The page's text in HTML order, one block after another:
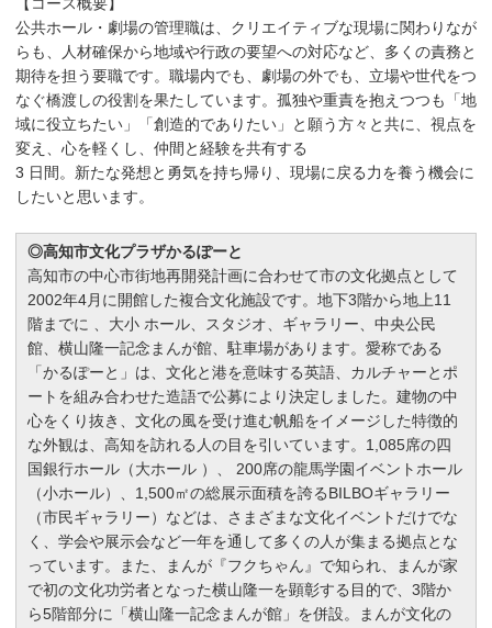
公共ホール・劇場の管理職は、クリエイティブな現場に関わりなが
らも、人材確保から地域や行政の要望への対応など、多くの責務と
期待を担う要職です。職場内でも、劇場の外でも、立場や世代をつ
なぐ橋渡しの役割を果たしています。孤独や重責を抱えつつも「地
域に役立ちたい」「創造的でありたい」と願う方々と共に、視点を
変え、心を軽くし、仲間と経験を共有する
3 日間。新たな発想と勇気を持ち帰り、現場に戻る力を養う機会に
したいと思います。
◎高知市文化プラザかるぽーと
高知市の中心市街地再開発計画に合わせて市の文化拠点として
2002年4月に開館した複合文化施設です。地下3階から地上11
階までに 、大小 ホール、スタジオ、ギャラリー、中央公民
館、横山隆一記念まんが館、駐車場があります。愛称である
「かるぽーと」は、文化と港を意味する英語、カルチャーとポ
ートを組み合わせた造語で公募により決定しました。建物の中
心をくり抜き、文化の風を受け進む帆船をイメージした特徴的
な外観は、高知を訪れる人の目を引いています。1,085席の四
国銀行ホール（大ホール ）、 200席の龍馬学園イベントホール
（小ホール）、1,500㎡の総展示面積を誇るBILBOギャラリー
（市民ギャラリー）などは、さまざまな文化イベントだけでな
く、学会や展示会など一年を通して多くの人が集まる拠点とな
っています。また、まんが『フクちゃん』で知られ、まんが家
で初の文化功労者となった横山隆一を顕彰する目的で、3階か
ら5階部分に「横山隆一記念まんが館」を併設。まんが文化の